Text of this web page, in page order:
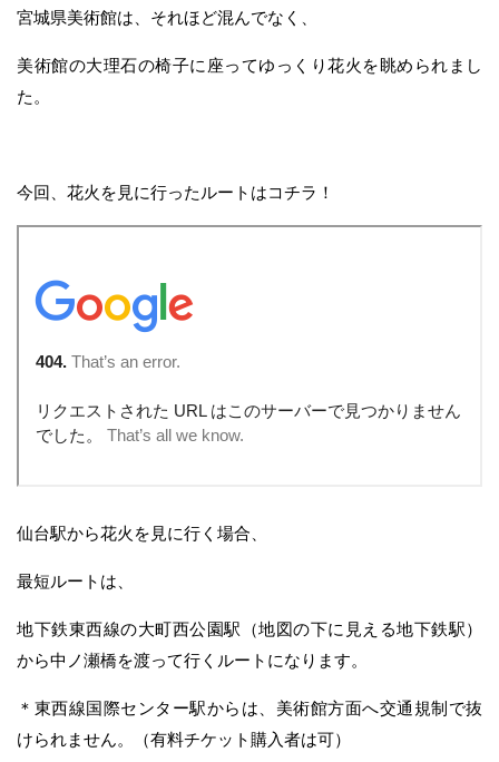
宮城県美術館は、それほど混んでなく、
美術館の大理石の椅子に座ってゆっくり花火を眺められまし
た。
今回、花火を見に行ったルートはコチラ！
仙台駅から花火を見に行く場合、
最短ルートは、
地下鉄東西線の大町西公園駅（地図の下に見える地下鉄駅）
から中ノ瀬橋を渡って行くルートになります。
＊東西線国際センター駅からは、美術館方面へ交通規制で抜
けられません。（有料チケット購入者は可）